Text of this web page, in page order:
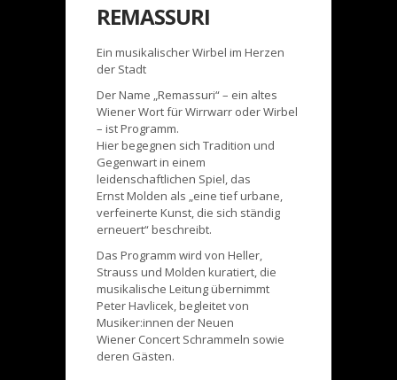
REMASSURI
Ein musikalischer Wirbel im Herzen
der Stadt
Der Name „Remassuri“ – ein altes
Wiener Wort für Wirrwarr oder Wirbel
– ist Programm.
Hier begegnen sich Tradition und
Gegenwart in einem
leidenschaftlichen Spiel, das
Ernst Molden als „eine tief urbane,
verfeinerte Kunst, die sich ständig
erneuert“ beschreibt.
Das Programm wird von Heller,
Strauss und Molden kuratiert, die
musikalische Leitung übernimmt
Peter Havlicek, begleitet von
Musiker:innen der Neuen
Wiener Concert Schrammeln sowie
deren Gästen.